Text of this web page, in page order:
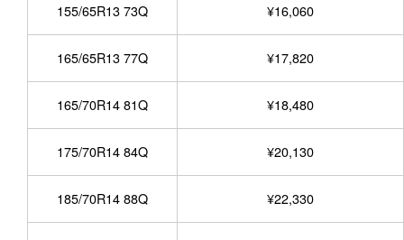
155/65R13 73Q ¥16,060
165/65R13 77Q ¥17,820
165/70R14 81Q ¥18,480
175/70R14 84Q ¥20,130
185/70R14 88Q ¥22,330